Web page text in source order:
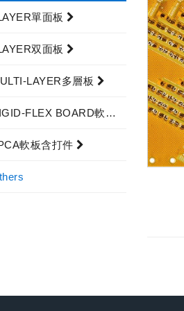
單面板
双面板
LAYER多層板
FPC-RIGID-FLEX BOARD軟硬結合板
軟板含打件